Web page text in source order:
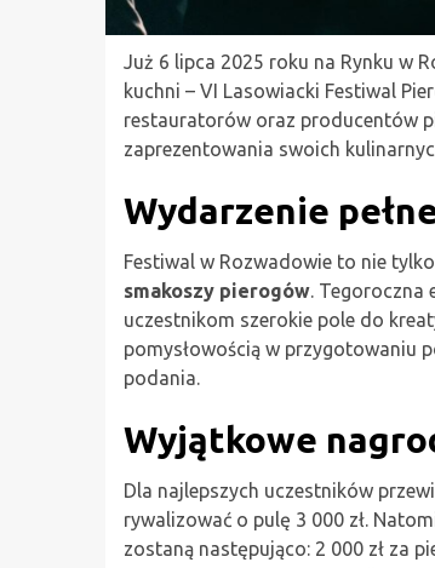
Już 6 lipca 2025 roku na Rynku w
kuchni – VI Lasowiacki Festiwal
restauratorów oraz producentów
zaprezentowania swoich
Wydarzenie
Festiwal w Rozwadowie to nie
smakoszy pierogów. Tegoroczna
uczestnikom szerokie pole do
pomysłowością w przygotowaniu
podania.
Wyjątkowe
Dla najlepszych uczestników
rywalizować o pulę 3 000 zł.
zostaną następująco: 2 000 zł za